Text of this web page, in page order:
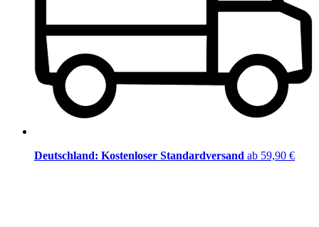
Deutschland: Kostenloser Standardversand ab 59,90 €